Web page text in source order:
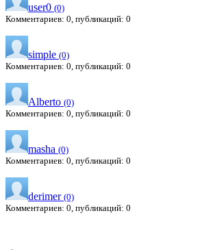
user0 (0)
Комментариев: 0, публикаций: 0
simple (0)
Комментариев: 0, публикаций: 0
Alberto (0)
Комментариев: 0, публикаций: 0
masha (0)
Комментариев: 0, публикаций: 0
derimer (0)
Комментариев: 0, публикаций: 0